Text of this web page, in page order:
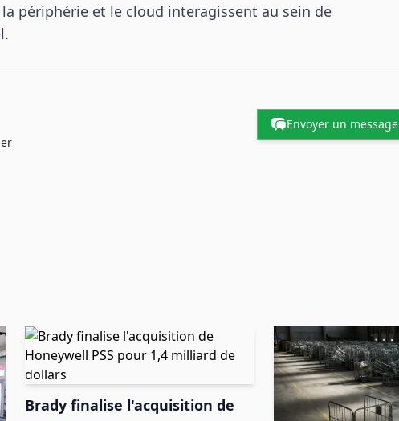
périphérie et le cloud interagissent au sein de
Envoyer un message
Brady finalise l'acquisition de